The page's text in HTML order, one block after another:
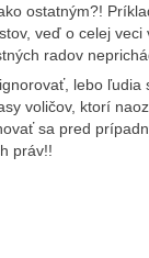
ostatným?!
veď o celej
radov
lebo
voličov, ktorí
sa pred
práv!!